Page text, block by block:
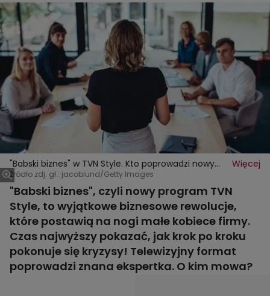
"Babski biznes" w TVN Style. Kto poprowadzi nowy
program? "Od lat wspiera kobiety w rozwoju"
Więcej
Źródło zdj. gł.: jacoblund/Getty Images
"Babski biznes", czyli nowy program TVN
Style, to wyjątkowe biznesowe rewolucje,
które postawią na nogi małe kobiece firmy.
Czas najwyższy pokazać, jak krok po kroku
pokonuje się kryzysy! Telewizyjny format
poprowadzi znana ekspertka. O kim mowa?